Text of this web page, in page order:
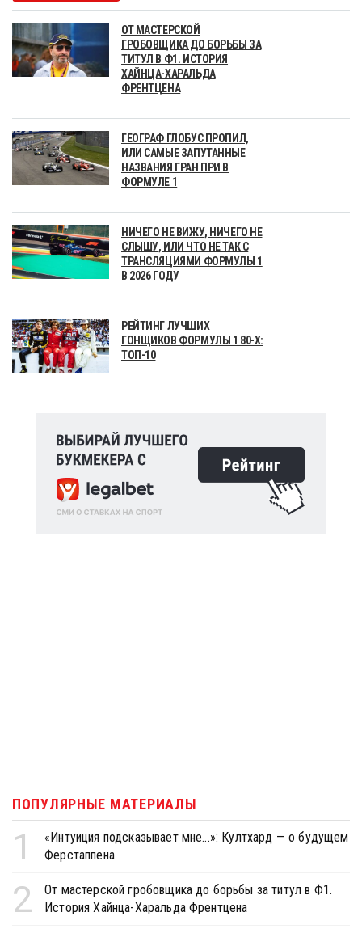
ОТ МАСТЕРСКОЙ
ГРОБОВЩИКА ДО БОРЬБЫ ЗА
ТИТУЛ В Ф1. ИСТОРИЯ
ХАЙНЦА-ХАРАЛЬДА
ФРЕНТЦЕНА
ГЕОГРАФ ГЛОБУС ПРОПИЛ,
ИЛИ САМЫЕ ЗАПУТАННЫЕ
НАЗВАНИЯ ГРАН ПРИ В
ФОРМУЛЕ 1
НИЧЕГО НЕ ВИЖУ, НИЧЕГО НЕ
СЛЫШУ, ИЛИ ЧТО НЕ ТАК С
ТРАНСЛЯЦИЯМИ ФОРМУЛЫ 1
В 2026 ГОДУ
РЕЙТИНГ ЛУЧШИХ
ГОНЩИКОВ ФОРМУЛЫ 1 80-Х:
ТОП-10
ПОПУЛЯРНЫЕ МАТЕРИАЛЫ
1
«Интуиция подсказывает мне...»: Култхард — о будущем
Ферстаппена
2
От мастерской гробовщика до борьбы за титул в Ф1.
История Хайнца-Харальда Френтцена